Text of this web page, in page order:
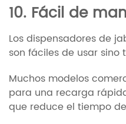
10. Fácil de
Los dispensadores de
son fáciles de usar
Muchos modelos
para una recarga
que reduce el tiempo